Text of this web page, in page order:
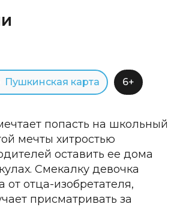
Пушкинская карта 6+
попасть на школьный
мечты хитростью
оставить ее дома
Смекалку девочка
от отца-изобретателя,
присматривать за